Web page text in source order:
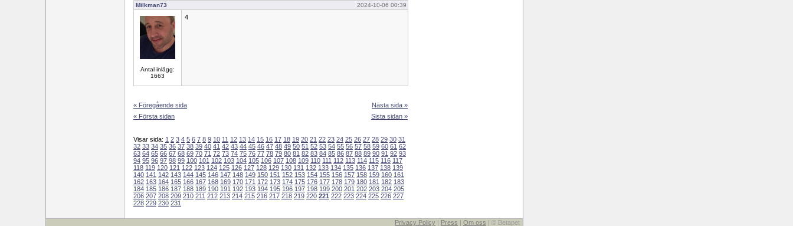
Milkman73 2024-10-06 00:39
Antal inlägg:
1663
4
« Föregående sida
« Första sidan
Nästa sida »
Sista sidan »
Visar sida: 1 2 3 4 5 6 7 8 9 10 11 12 13 14 15 16 17 18 19 20 21 22 23 24 25 26 27 28 29 30 31
32 33 34 35 36 37 38 39 40 41 42 43 44 45 46 47 48 49 50 51 52 53 54 55 56 57 58 59 60 61 62
63 64 65 66 67 68 69 70 71 72 73 74 75 76 77 78 79 80 81 82 83 84 85 86 87 88 89 90 91 92 93
94 95 96 97 98 99 100 101 102 103 104 105 106 107 108 109 110 111 112 113 114 115 116 117
118 119 120 121 122 123 124 125 126 127 128 129 130 131 132 133 134 135 136 137 138 139
140 141 142 143 144 145 146 147 148 149 150 151 152 153 154 155 156 157 158 159 160 161
162 163 164 165 166 167 168 169 170 171 172 173 174 175 176 177 178 179 180 181 182 183
184 185 186 187 188 189 190 191 192 193 194 195 196 197 198 199 200 201 202 203 204 205
206 207 208 209 210 211 212 213 214 215 216 217 218 219 220 221 222 223 224 225 226 227
228 229 230 231
Privacy Policy | Press | Om oss | © Betapet